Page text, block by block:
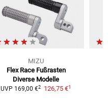
MIZU
Flex Race Fußrasten
Diverse Modelle
UVP 169,00 €2 126,75 €1